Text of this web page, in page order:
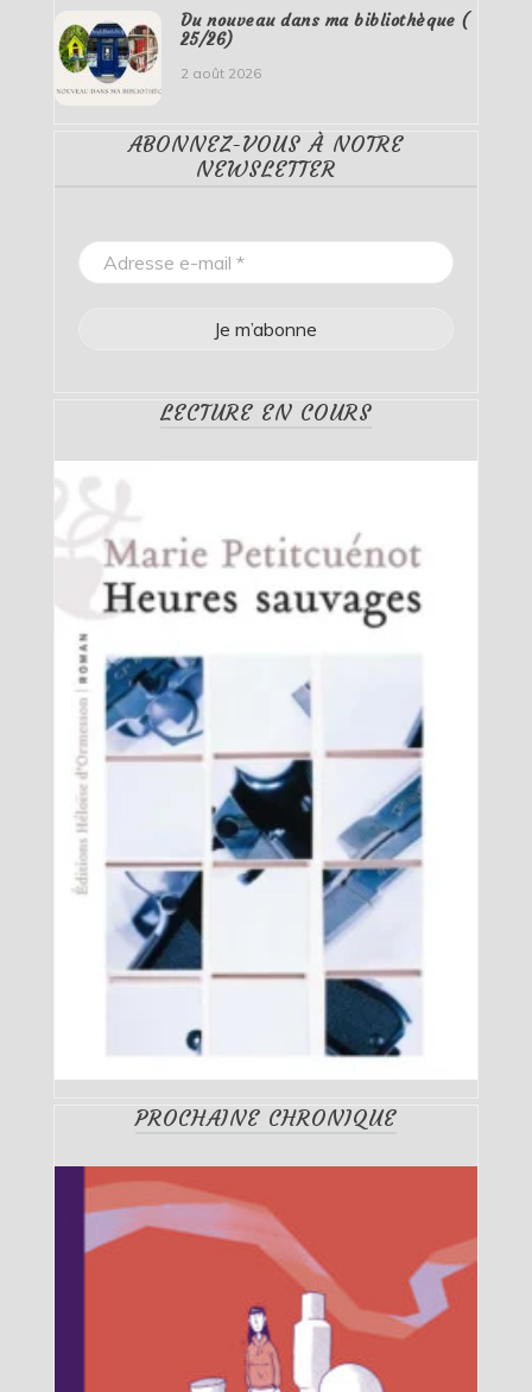
Du nouveau dans ma bibliothèque (
25/26)
2 août 2026
ABONNEZ-VOUS À NOTRE
NEWSLETTER
LECTURE EN COURS
PROCHAINE CHRONIQUE